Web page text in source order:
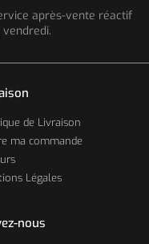
après-vente réactif
de Livraison
ma commande
Légales
nous